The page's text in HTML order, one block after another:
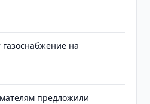
на
предложили